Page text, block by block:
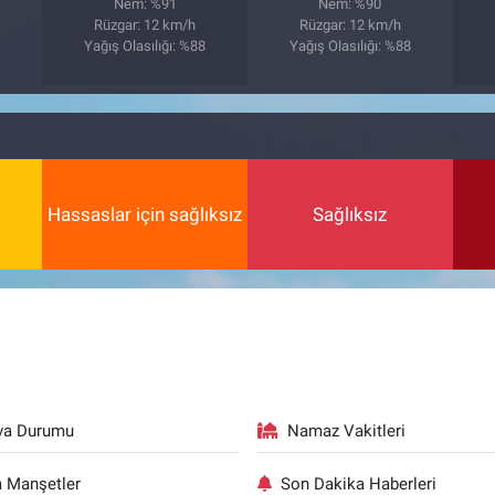
Nem: %91
Rüzgar: 12 km/h
Yağış Olasılığı: %88
Nem: %90
Rüzgar: 12 km/h
Yağış Olasılığı: %88
Hassaslar için sağlıksız Sağlıksız
Durumu Namaz Vakitleri
Manşetler Son Dakika Haberleri